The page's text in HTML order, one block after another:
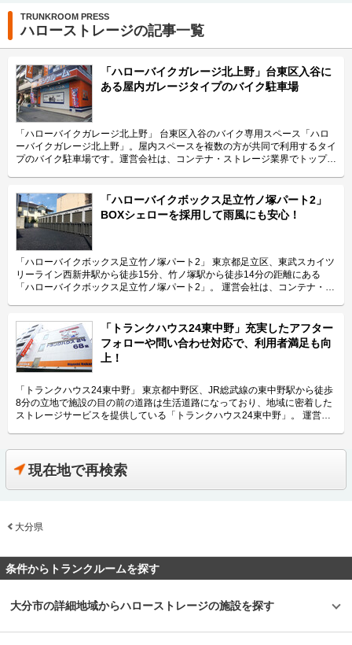
TRUNKROOM PRESS
ハローストレージの記事一覧
「ハローバイクガレージ北上野」台東区入谷に
ある屋内ガレージタイプのバイク駐車場
「ハローバイクガレージ北上野」 台東区入谷のバイク専用スペース「ハロ
ーバイクガレージ北上野」。屋内スペースを複数の方が共同で利用するタイ
プのバイク駐車場です。運営会社は、コンテナ・ストレージ業界でトップレ
ジ北上野」の特長や利用用途などをご紹介致します。 「ハローバイクガレ
ージ北上野」の特長を教えてください。 東京メトロ日比谷線の入谷駅から
徒歩4分、JR山手線の鶯谷駅から徒歩10分の場所に位置する「ハローバイク
ガレージ北上野」。駅近なバイク駐車スペースであり、24時間365日ご利用
頂けます。広さ2.25帖・幅130cm・奥行き270cmのスペースをご用意して
おり、大型バイクの駐車にも対応可能です。また、屋内型トランクルーム
「ハローストレージ北上野」と隣接していてパーツやメンテナンス用品の収
納にご利用頂けます。ツーリングにお出掛する際にも大変便利です。 主に
とした近隣エリアの方々にご利用頂いています。「ハローバイクガレージ北
上野」は鶯谷や上野、稲荷町、田原町などからもアクセス良好なバイク専用
施設なので、近隣エリアのライダーから人気があります。大きめの駐車スペ
ースのため、アメリカンクルーザー、レーサー・スポーツタイプ、ビッグス
クーターなど、高級車や大型車の保管にもご利用頂いております。 セキュ
リティや安全面について教えてください。 「ハローバイクガレージ北上
野」は屋内タイプで雨風を防ぐことができ、また、電動シャッターや防犯カ
メラなどを設置しているためセキュリテイ面もしっかりしているので、盗難
やイタズラから愛車を守りたい、大切なバイクを雨風で汚したくない方にお
すすめです。 費用や契約について教えてください。 月額17,400円（税込）
の価格でバイク1台を駐車できます。施設の詳細な仕様については事前内覧
をおすすめ致します。ご契約の前に駐車スペースや立地など確認頂けます。
契約時はバイクのメーカー・車種・ナンバーを確認していますが、これから
バイクを購入する方はお問い合わせの際にお知らせください。時期によって
のある施設のため、人気がある。満車になることも多いため、気になった方
にはじめた駐車場タイプのバイクパーキングは当初ここまでの拡大を予想し
ていなかったとのことだが、順調に拡大を続け、現在、都内を中心に1,000
ある「ハローバイクガレージ北上野」は、誰もが安心して利用できる施設な
ので、愛車を守りたい近隣エリアの方は要チェックなスポットではないかと
「ハローバイクボックス足立竹ノ塚パート2」
BOXシェローを採用して雨風にも安心！
「ハローバイクボックス足立竹ノ塚パート2」 東京都足立区、東武スカイツ
リーライン西新井駅から徒歩15分、竹ノ塚駅から徒歩14分の距離にある
「ハローバイクボックス足立竹ノ塚パート2」。 運営会社は、コンテナ・ス
いる「ハローバイクボックス足立竹ノ塚パート2」の特長や利用用途などを
ご紹介致します。 「ハローバイクボックス足立竹ノ塚パート2」の特長を教
えてください。 ボックスタイプの「ハローバイクボックス足立竹ノ塚パー
ト2」は、国道4号線から車でアクセスしやすい立地にある施設です。 広さ2
帖・幅110cm・奥行き252cm・高さ197cmのバイクボックスが17室ご用意
しており、24時間365日自由にご利用頂けます。 エリアリンク株式会社の
「ハローバイクボックス」は全国のライダー様から愛されているBOXシェ
ローを採用した施設のため、風雨による汚れや浸食に強いのが特長です。幅
クス内には棚を設置しておりますので、ヘルメットなどの小物を置くことも
可能です。パーツやメンテナンス用品も収納できるのでとても便利です。
主にどんな方がご利用されているのでしょうか？ 東武伊勢崎線やつくばエ
クスプレス線が通る足立区内にお住いのライダーの方を中心にご利用頂いて
おります。主にアメリカンクルーザーやビッグスクーター、レーサー・スポ
ート2」はBOXシェローを採用した施設のため屋外タイプのバイクパーキン
する必要がありません。セキュリティ面としてバイクボックスの扉に南京錠
をつけており、安心してバイクを保管できる収納スペースです。また、施設
環境です。 費用や契約について教えてください。 月額11,300円（税込）の
価格でバイクボックスをご利用頂けます。「ハローバイクボックス足立竹ノ
「トランクハウス24東中野」充実したアフター
フォローや問い合わせ対応で、利用者満足も向
上！
「トランクハウス24東中野」 東京都中野区、JR総武線の東中野駅から徒歩
8分の立地で施設の目の前の道路は生活道路になっており、地域に密着した
ストレージサービスを提供している「トランクハウス24東中野」。 運営会
収納用スペース「ハローストレージ」は、屋外型と屋内型合わせて約6万人
に利用されています。 今回は、エリアリンク株式会社が運営している「ト
ランクハウス24東中野」の特徴や利用用途の傾向、会社の想いなどをご紹
介します。 トランクハウス24東中野の特徴を教えてください。 2018年12
きいサイズまで展開しています。24時間365日利用でき、セキュリティも空
んな方がご利用されているのでしょうか？ お客様は店舗から1.5キロ圏内に
お住いの方がほとんどです。他社であれば3キロ圏内程か車で移動する場所
面しているため地域に密着した運営ができています（ご自宅から車で荷物を
現在地で再検索
大分県
条件からトランクルームを探す
大分市の詳細地域からハローストレージの施設を探す